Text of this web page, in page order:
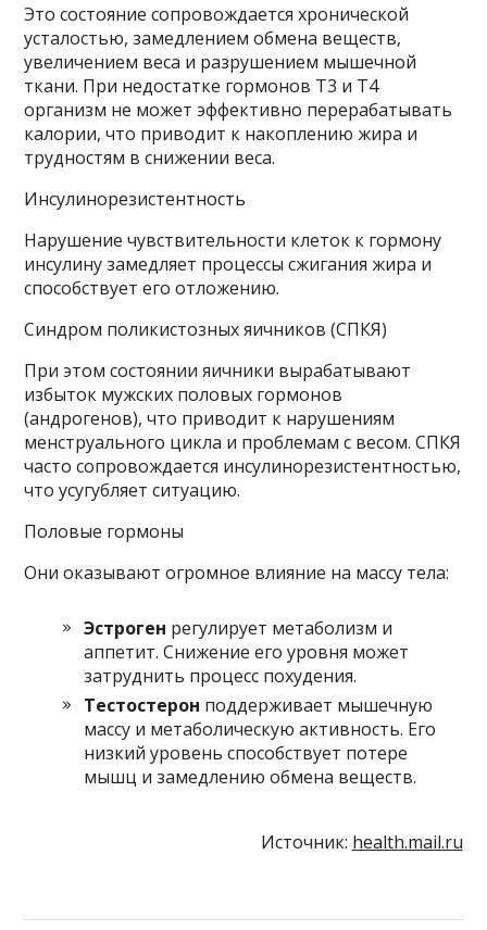
Это состояние сопровождается хронической
усталостью, замедлением обмена веществ,
увеличением веса и разрушением мышечной
ткани. При недостатке гормонов Т3 и Т4
организм не может эффективно перерабатывать
калории, что приводит к накоплению жира и
трудностям в снижении веса.
Инсулинорезистентность
Нарушение чувствительности клеток к гормону
инсулину замедляет процессы сжигания жира и
способствует его отложению.
Синдром поликистозных яичников (СПКЯ)
При этом состоянии яичники вырабатывают
избыток мужских половых гормонов
(андрогенов), что приводит к нарушениям
менструального цикла и проблемам с весом. СПКЯ
часто сопровождается инсулинорезистентностью,
что усугубляет ситуацию.
Половые гормоны
Они оказывают огромное влияние на массу тела:
Эстроген регулирует метаболизм и
аппетит. Снижение его уровня может
затруднить процесс похудения.
Тестостерон поддерживает мышечную
массу и метаболическую активность. Его
низкий уровень способствует потере
мышц и замедлению обмена веществ.
Источник: health.mail.ru